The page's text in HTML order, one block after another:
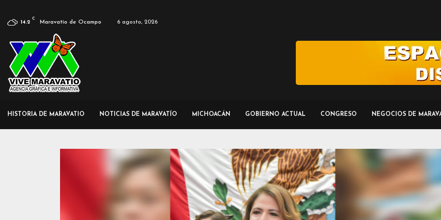
14.2
C
Maravatío de Ocampo 6 agosto, 2026
HISTORIA DE MARAVATIO NOTICIAS DE MARAVATÍO MICHOACÁN GOBIERNO ACTUAL CONGRESO NEGOCIOS DE